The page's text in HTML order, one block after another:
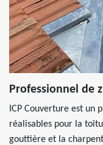
Professionnel de
ICP Couverture est un
réalisables pour la
gouttière et la